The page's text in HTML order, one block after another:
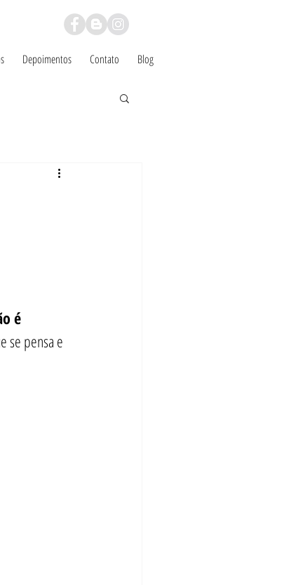
Depoimentos Contato Blog
é
se pensa e